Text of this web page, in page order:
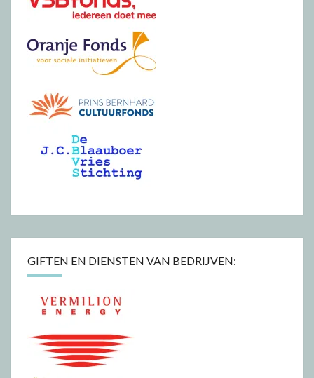
GIFTEN EN DIENSTEN VAN BEDRIJVEN: